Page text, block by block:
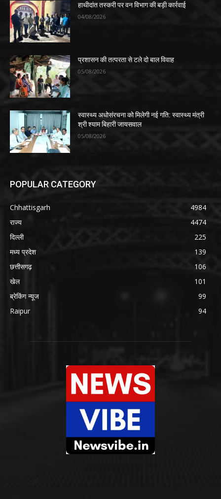
हाथीदांत तस्करी पर वन विभाग की बड़ी कार्रवाई
04/08/2026
प्रशासन की तत्परता से टले दो बाल विवाह
05/08/2026
स्वास्थ्य अधोसंरचना को मिलेगी नई गति: स्वास्थ्य मंत्री
श्री श्याम बिहारी जायसवाल
05/08/2026
POPULAR CATEGORY
Chhattisgarh
4984
राज्य
4474
दिल्ली
225
मध्य प्रदेश
139
छत्तीसगढ़
106
खेल
101
ब्रेकिंग न्यूज
99
Raipur
94